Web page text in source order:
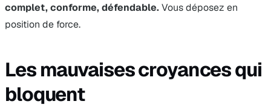
complet, conforme, défendable.Vous déposez en
position de force.
Les mauvaises croyances qui
bloquent